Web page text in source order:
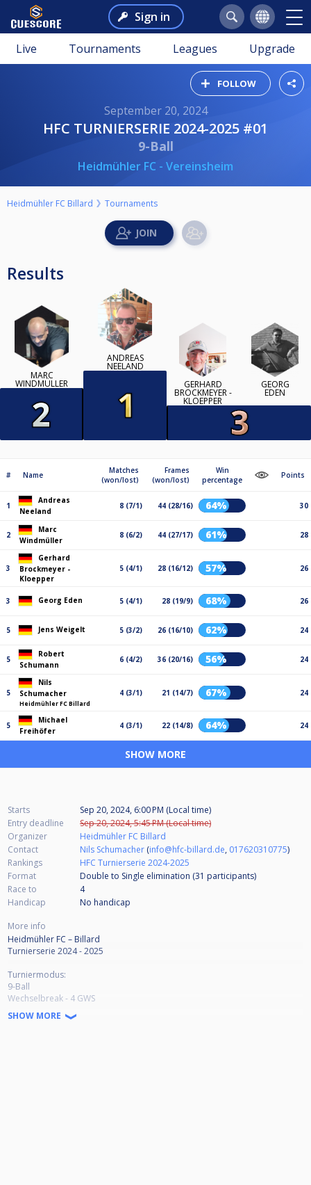
Sign in
Live Tournaments Leagues Upgrade
FOLLOW
September 20, 2024
HFC TURNIERSERIE 2024-2025 #01
9-Ball
Heidmühler FC - Vereinsheim
Heidmühler FC Billard Tournaments
Results
MARC
WINDMÜLLER
ANDREAS
NEELAND
GERHARD
BROCKMEYER -
KLOEPPER
GEORG
EDEN
# Name
Matches
(won/lost)
Frames
(won/lost)
Win
percentage
Points
1
Andreas
Neeland
8 (7/1) 44 (28/16) 64% 30
2
Marc
Windmüller
8 (6/2) 44 (27/17) 61% 28
3
Gerhard
Brockmeyer -
Kloepper
5 (4/1) 28 (16/12) 57% 26
3 Georg Eden 5 (4/1) 28 (19/9) 68% 26
5 Jens Weigelt 5 (3/2) 26 (16/10) 62% 24
5
Robert
Schumann
6 (4/2) 36 (20/16) 56% 24
5
Nils
Schumacher
Heidmühler FC Billard
4 (3/1) 21 (14/7) 67% 24
5
Michael
Freihöfer
4 (3/1) 22 (14/8) 64% 24
SHOW MORE
Starts
Sep 20, 2024, 6:00 PM (Local time)
Entry deadline
Sep 20, 2024, 5:45 PM (Local time)
Organizer
Heidmühler FC Billard
Contact
Nils Schumacher (info@hfc-billard.de, 017620310775)
Rankings
HFC Turnierserie 2024-2025
Format
Double to Single elimination (31 participants)
Race to
4
Handicap
No handicap
More info
Heidmühler FC – Billard
Turnierserie 2024 - 2025
Turniermodus:
9-Ball
Wechselbreak - 4 GWS
32 Teilnehmer
Doppel K.O. - Letzten 8 Einzel K.O.
SHOW MORE